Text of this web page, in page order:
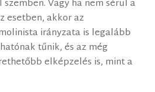
Vagy ha nem sérül a
esetben, akkor az
irányzata is legalább
tűnik, és az még
elképzelés is, mint a